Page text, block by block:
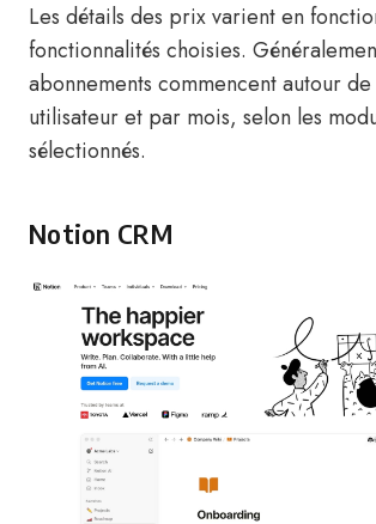
Les détails des prix varient en
fonctionnalités choisies.
abonnements commencent autour
utilisateur et par mois, selon les
sélectionnés.
Notion CRM